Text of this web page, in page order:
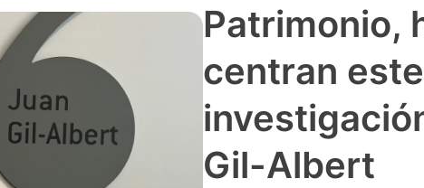
Patrimonio,
centran
Gil-Albert